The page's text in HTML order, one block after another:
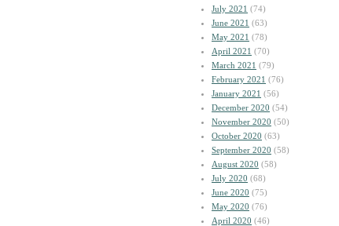
July 2021 (74)
June 2021 (63)
May 2021 (78)
April 2021 (70)
March 2021 (79)
February 2021 (76)
January 2021 (56)
December 2020 (54)
November 2020 (50)
October 2020 (63)
September 2020 (58)
August 2020 (58)
July 2020 (68)
June 2020 (75)
May 2020 (76)
April 2020 (46)